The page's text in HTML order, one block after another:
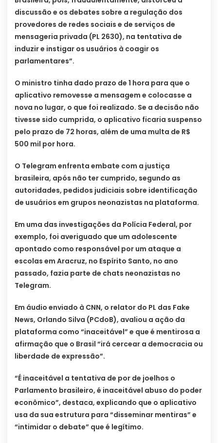
discussão e os debates sobre a regulação dos
provedores de redes sociais e de serviços de
mensageria privada (PL 2630), na tentativa de
induzir e instigar os usuários à coagir os
parlamentares”.
O ministro tinha dado prazo de 1 hora para que o
aplicativo removesse a mensagem e colocasse a
nova no lugar, o que foi realizado. Se a decisão não
tivesse sido cumprida, o aplicativo ficaria suspenso
pelo prazo de 72 horas, além de uma multa de R$
500 mil por hora.
O Telegram enfrenta embate com a justiça
brasileira, após não ter cumprido, segundo as
autoridades, pedidos judiciais sobre identificação
de usuários em grupos neonazistas na plataforma.
Em uma das investigações da Polícia Federal, por
exemplo, foi averiguado que um adolescente
apontado como responsável por um ataque a
escolas em Aracruz, no Espírito Santo, no ano
passado, fazia parte de chats neonazistas no
Telegram.
Em áudio enviado à CNN, o relator do PL das Fake
News, Orlando Silva (PCdoB), avaliou a ação da
plataforma como “inaceitável” e que é mentirosa a
afirmação que o Brasil “irá cercear a democracia ou
liberdade de expressão”.
“É inaceitável a tentativa de por de joelhos o
Parlamento brasileiro, é inaceitável abuso do poder
econômico”, destaca, explicando que o aplicativo
usa da sua estrutura para “disseminar mentiras” e
“intimidar o debate” que é legítimo.